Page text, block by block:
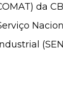
da